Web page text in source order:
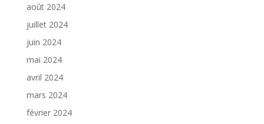
août 2024
juillet 2024
juin 2024
mai 2024
avril 2024
mars 2024
février 2024